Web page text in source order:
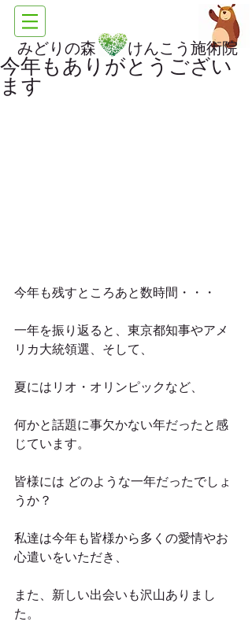
みどりの森 けんこう施術院
今年もありがとうござい
ます
今年も残すところあと数時間・・・
一年を振り返ると、東京都知事やアメ
リカ大統領選、そして、
夏にはリオ・オリンピックなど、
何かと話題に事欠かない年だったと感
じています。
皆様には どのような一年だったでしょ
うか？
私達は今年も皆様から多くの愛情やお
心遣いをいただき、
また、新しい出会いも沢山ありまし
た。